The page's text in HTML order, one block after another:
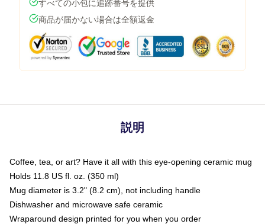
すべての小包に追跡番号を提供
商品が届かない場合は全額返金
説明
Coffee, tea, or art? Have it all with this eye-opening ceramic mug
Holds 11.8 US fl. oz. (350 ml)
Mug diameter is 3.2" (8.2 cm), not including handle
Dishwasher and microwave safe ceramic
Wraparound design printed for you when you order